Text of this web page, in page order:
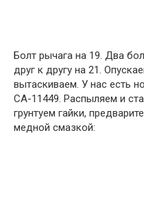
Болт рычага на 19. Два
друг к другу на 21.
вытаскиваем. У нас есть
CA-11449. Распыляем и
грунтуем гайки,
медной смазкой: